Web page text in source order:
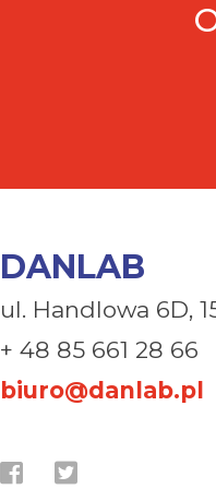
DANLAB
ul. Handlowa 6D,
+ 48 85 661 28 66
biuro@danlab.pl